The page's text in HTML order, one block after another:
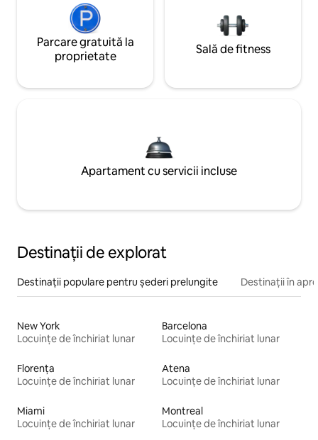
Parcare gratuită la
proprietate
Sală de fitness
Apartament cu servicii incluse
Destinații de explorat
Destinații populare pentru șederi prelungite Destinații în
New York
Locuințe de închiriat lunar
Barcelona
Locuințe de închiriat lunar
Florența
Locuințe de închiriat lunar
Atena
Locuințe de închiriat lunar
Miami
Locuințe de închiriat lunar
Montreal
Locuințe de închiriat lunar